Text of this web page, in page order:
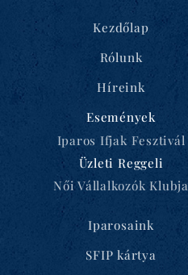
Kezdőlap
Rólunk
Híreink
Események
Iparos Ifjak Fesztivál
Üzleti Reggeli
Női Vállalkozók Klubja
Iparosaink
SFIP kártya